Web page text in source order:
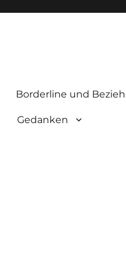
Borderline und
Gedanken